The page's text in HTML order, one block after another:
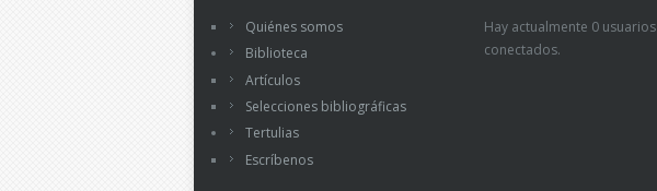
Quiénes somos
Biblioteca
Artículos
Selecciones bibliográficas
Tertulias
Escríbenos
Hay actualmente 0 usuarios
conectados.